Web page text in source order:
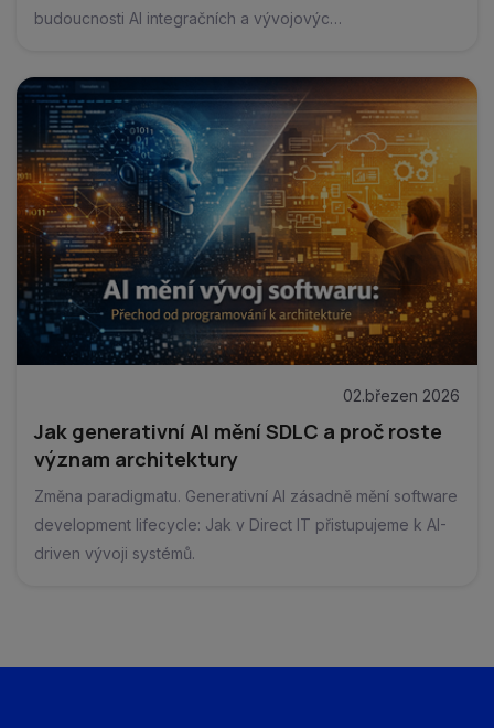
budoucnosti AI integračních a vývojovýc…
02.březen 2026
Jak generativní AI mění SDLC a proč roste
význam architektury
Změna paradigmatu. Generativní AI zásadně mění software
development lifecycle: Jak v Direct IT přistupujeme k AI-
driven vývoji systémů.